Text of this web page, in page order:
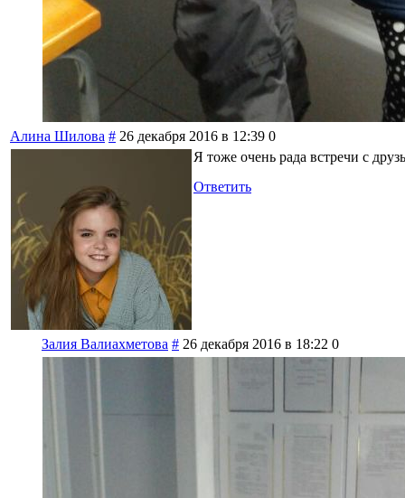
Алина Шилова # 26 декабря 2016 в 12:39 0
Я тоже очень рада встречи с
Ответить
Залия Валиахметова # 26 декабря 2016 в 18:22 0